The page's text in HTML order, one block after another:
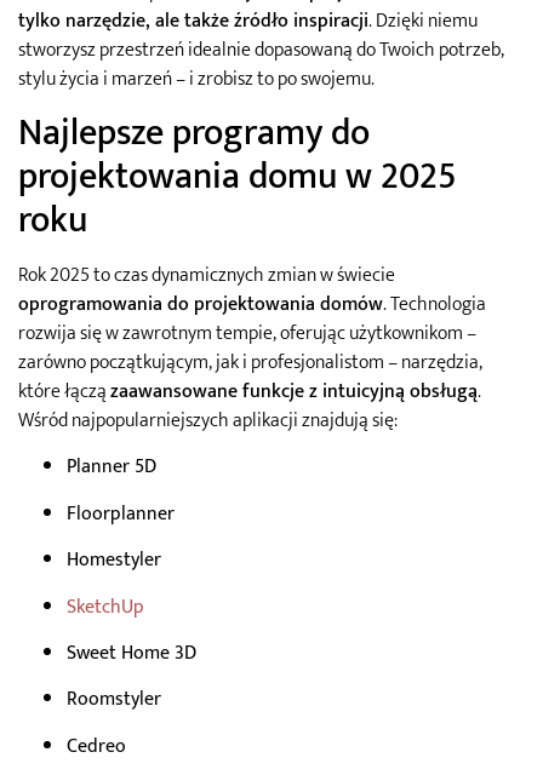
tylko narzędzie, ale także źródło inspiracji. Dzięki niemu
stworzysz przestrzeń idealnie dopasowaną do Twoich potrzeb,
stylu życia i marzeń – i zrobisz to po swojemu.
Najlepsze programy do
projektowania domu w 2025
roku
Rok 2025 to czas dynamicznych zmian w świecie
oprogramowania do projektowania domów. Technologia
rozwija się w zawrotnym tempie, oferując użytkownikom –
zarówno początkującym, jak i profesjonalistom – narzędzia,
które łączązaawansowane funkcje z intuicyjną obsługą.
Wśród najpopularniejszych aplikacji znajdują się:
Planner 5D
Floorplanner
Homestyler
SketchUp
Sweet Home 3D
Roomstyler
Cedreo